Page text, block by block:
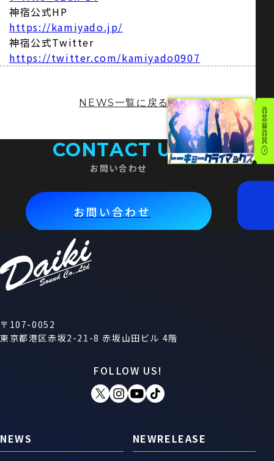
神宿公式HP
https://kamiyado.jp/
神宿公式Twitter
https://twitter.com/kamiyado0907
NEWS一覧に戻る
CONTACT US
お問い合わせ
お問い合わせ
〒107-0052
東京都港区赤坂2-21-8 赤坂山田ビル 4階
FOLLOW US!
NEWS NEWRELEASE